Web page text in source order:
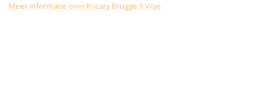
Meer informatie over Rotary Brugge 't Vrije.